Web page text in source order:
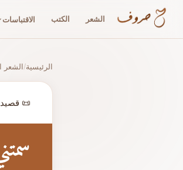
الشعر الكتب الاقتباسات
الرئيسية/الشعر
📜